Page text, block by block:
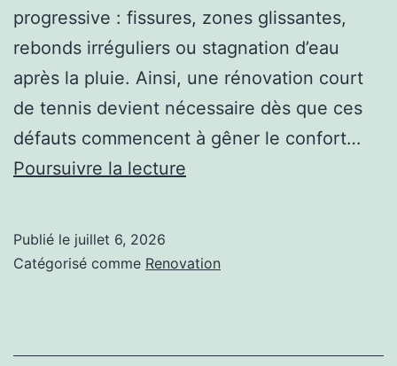
progressive : fissures, zones glissantes,
rebonds irréguliers ou stagnation d’eau
après la pluie. Ainsi, une rénovation court
de tennis devient nécessaire dès que ces
défauts commencent à gêner le confort…
Poursuivre la lecture
court
Publié le juillet 6, 2026
Catégorisé comme Renovation